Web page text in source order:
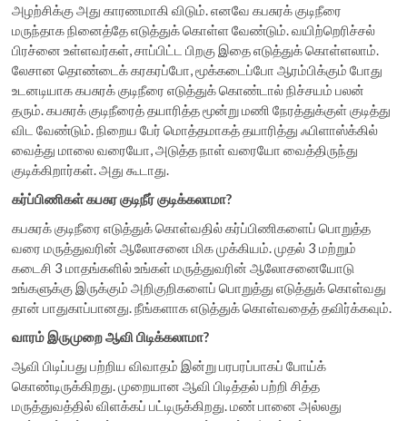
அழற்சிக்கு அது காரணமாகி விடும். எனவே கபசுரக் குடிநீரை
மருந்தாக நினைத்தே எடுத்துக் கொள்ள வேண்டும். வயிற்றெரிச்சல்
பிரச்னை உள்ளவர்கள், சாப்பிட்ட பிறகு இதை எடுத்துக் கொள்ளலாம்.
லேசான தொண்டைக் கரகரப்போ, மூக்கடைப்போ ஆரம்பிக்கும் போது
உடனடியாக கபசுரக் குடிநீரை எடுத்துக் கொண்டால் நிச்சயம் பலன்
தரும். கபசுரக் குடிநீரைத் தயாரித்த மூன்று மணி நேரத்துக்குள் குடித்து
விட வேண்டும். நிறைய பேர் மொத்தமாகத் தயாரித்து ஃபிளாஸ்க்கில்
வைத்து மாலை வரையோ, அடுத்த நாள் வரையோ வைத்திருந்து
குடிக்கிறார்கள். அது கூடாது.
கர்ப்பிணிகள்கபசுரகுடிநீர்குடிக்கலாமா?
கபசுரக் குடிநீரை எடுத்துக் கொள்வதில் கர்ப்பிணிகளைப் பொறுத்த
வரை மருத்துவரின் ஆலோசனை மிக முக்கியம். முதல் 3 மற்றும்
கடைசி 3 மாதங்களில் உங்கள் மருத்துவரின் ஆலோசனையோடு
உங்களுக்கு இருக்கும் அறிகுறிகளைப் பொறுத்து எடுத்துக் கொள்வது
தான் பாதுகாப்பானது. நீங்களாக எடுத்துக் கொள்வதைத் தவிர்க்கவும்.
வாரம்இருமுறைஆவிபிடிக்கலாமா?
ஆவி பிடிப்பது பற்றிய விவாதம் இன்று பரபரப்பாகப் போய்க்
கொண்டிருக்கிறது. முறையான ஆவி பிடித்தல் பற்றி சித்த
மருத்துவத்தில் விளக்கப் பட்டிருக்கிறது. மண் பானை அல்லது